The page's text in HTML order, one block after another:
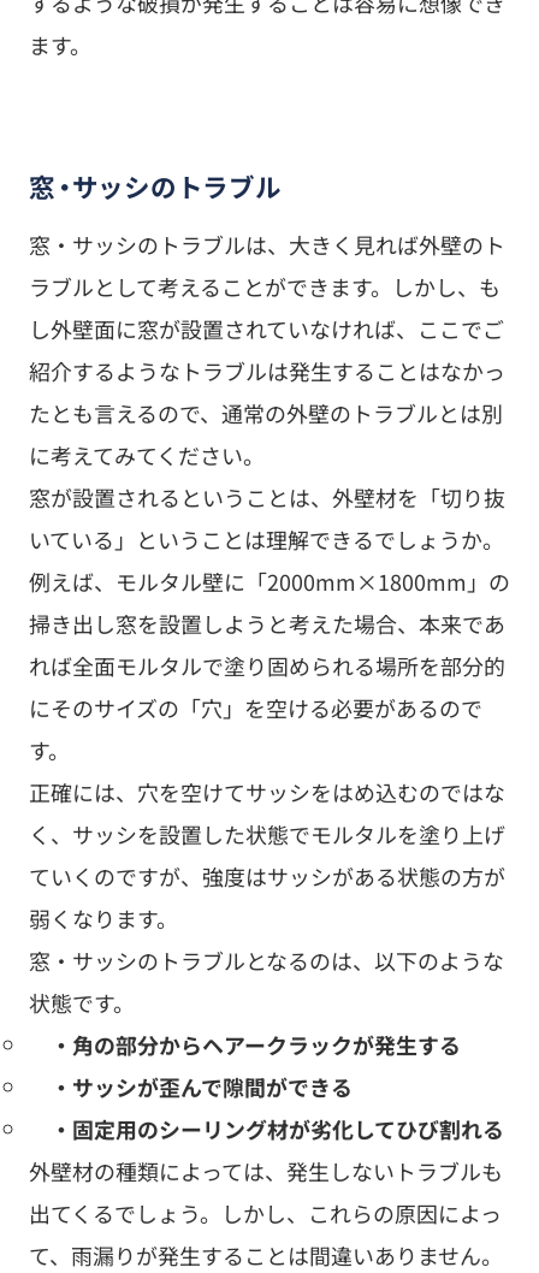
ます。
窓・サッシのトラブル
窓・サッシのトラブルは、大きく見れば外壁のト
ラブルとして考えることができます。しかし、も
し外壁面に窓が設置されていなければ、ここでご
紹介するようなトラブルは発生することはなかっ
たとも言えるので、通常の外壁のトラブルとは別
に考えてみてください。
窓が設置されるということは、外壁材を「切り抜
いている」ということは理解できるでしょうか。
例えば、モルタル壁に「2000mm×1800mm」の
掃き出し窓を設置しようと考えた場合、本来であ
れば全面モルタルで塗り固められる場所を部分的
にそのサイズの「穴」を空ける必要があるので
す。
正確には、穴を空けてサッシをはめ込むのではな
く、サッシを設置した状態でモルタルを塗り上げ
ていくのですが、強度はサッシがある状態の方が
弱くなります。
窓・サッシのトラブルとなるのは、以下のような
状態です。
・角の部分からヘアークラックが発生する
・サッシが歪んで隙間ができる
・固定用のシーリング材が劣化してひび割れる
外壁材の種類によっては、発生しないトラブルも
出てくるでしょう。しかし、これらの原因によっ
て、雨漏りが発生することは間違いありません。